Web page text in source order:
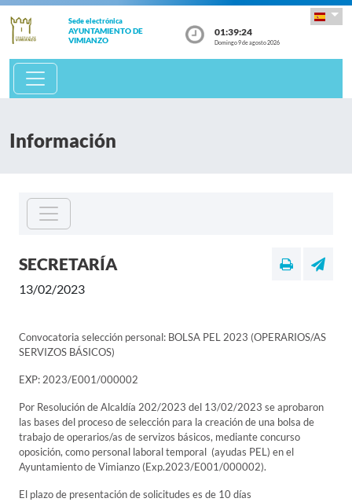
Sede electrónica
AYUNTAMIENTO DE
VIMIANZO
01:39:25
Domingo 9 de agosto 2026
Información
SECRETARÍA
13/02/2023
Convocatoria selección personal: BOLSA PEL 2023 (OPERARIOS/AS
SERVIZOS BÁSICOS)
EXP: 2023/E001/000002
Por Resolución de Alcaldía 202/2023 del 13/02/2023 se aprobaron
las bases del proceso de selección para la creación de una bolsa de
trabajo de operarios/as de servizos básicos, mediante concurso
oposición, como personal laboral temporal (ayudas PEL) en el
Ayuntamiento de Vimianzo (Exp.2023/E001/000002).
El plazo de presentación de solicitudes es de 10 días